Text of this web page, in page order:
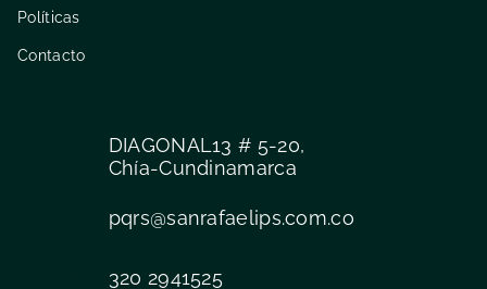
Políticas
Contacto
DIAGONAL13 # 5-20,
Chía-Cundinamarca
pqrs@sanrafaelips.com.co
320 2941525